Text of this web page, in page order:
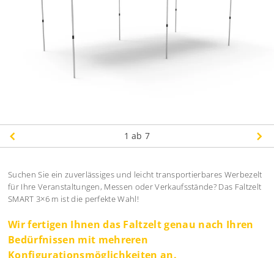
1 ab 7
Suchen Sie ein zuverlässiges und leicht transportierbares Werbezelt
für Ihre Veranstaltungen, Messen oder Verkaufsstände? Das Faltzelt
SMART 3×6 m ist die perfekte Wahl!
Wir fertigen Ihnen das Faltzelt genau nach Ihren
Bedürfnissen mit mehreren
Konfigurationsmöglichkeiten an.